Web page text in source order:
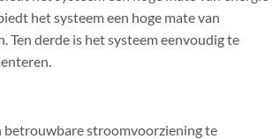
het systeem een hoge mate van
derde is het systeem eenvoudig te
betrouwbare stroomvoorziening te